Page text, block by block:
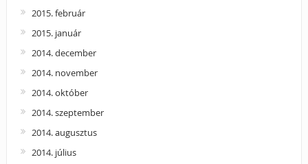
2015. február
2015. január
2014. december
2014. november
2014. október
2014. szeptember
2014. augusztus
2014. július